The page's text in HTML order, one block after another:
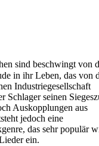
sind beschwingt
in ihr Leben, das von
Industriegesellschaft
Schlager seinen
Auskopplungen aus
jedoch eine
das sehr populär
ein.